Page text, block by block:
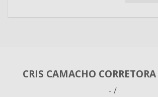
CRIS CAMACHO
- /